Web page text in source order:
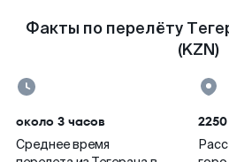
Факты по перелёту
(KZN)
около 3 часов
Среднее время